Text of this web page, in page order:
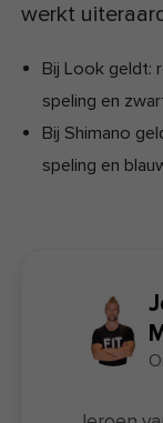
werkt
Bij Look geldt:
speling en
Bij Shimano
speling en